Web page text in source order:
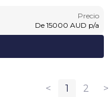
Precio
De 15000 AUD p/a
< 1 2 >